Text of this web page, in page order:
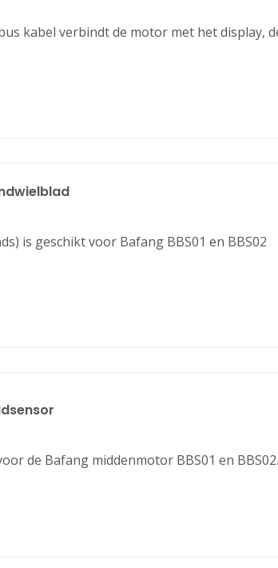
kabel verbindt de motor met het display,
is geschikt voor Bafang BBS01 en BBS02
de Bafang middenmotor BBS01 en BBS02.